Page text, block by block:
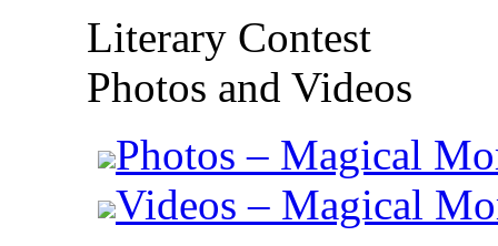
Literary Contest
Photos and Videos
Photos – Magical
Videos – Magical